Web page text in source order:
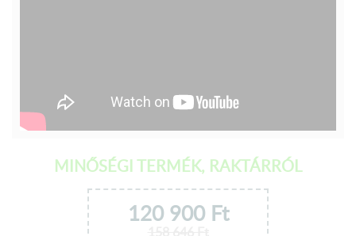
MINŐSÉGI TERMÉK, RAKTÁRRÓL
120 900Ft